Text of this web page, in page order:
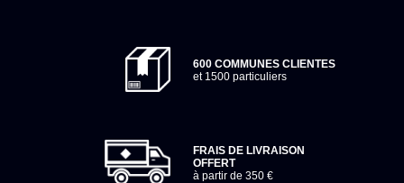
600 COMMUNES CLIENTES
et 1500 particuliers
FRAIS DE LIVRAISON
OFFERT
à partir de 350 €